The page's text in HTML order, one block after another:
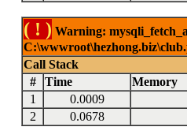
( ! ) Warning:
Call Stack
#
Time Memory
1
0.0009
2
0.0678